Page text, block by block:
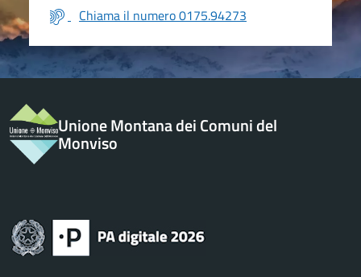
Chiama il numero 0175.94273
Unione Montana dei Comuni del
Monviso